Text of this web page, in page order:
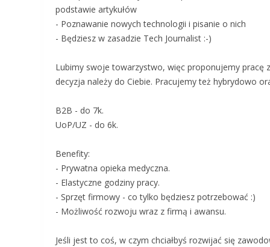
podstawie artykułów
- Poznawanie nowych technologii i pisanie o nich
- Będziesz w zasadzie Tech Journalist :-)
Lubimy swoje towarzystwo, więc proponujemy pracę
decyzja należy do Ciebie. Pracujemy też hybrydowo
B2B - do 7k.
UoP/UZ - do 6k.
Benefity:
- Prywatna opieka medyczna.
- Elastyczne godziny pracy.
- Sprzęt firmowy - co tylko będziesz potrzebować :)
- Możliwość rozwoju wraz z firmą i awansu.
Jeśli jest to coś, w czym chciałbyś rozwijać się